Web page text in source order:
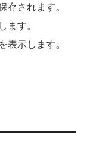
存されます。
ます。
表示します。